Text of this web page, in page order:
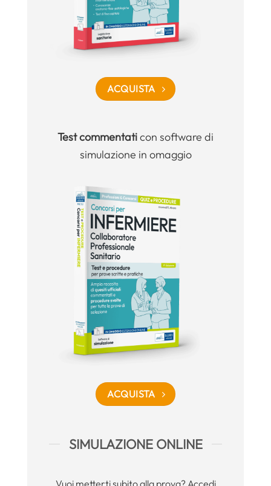
ACQUISTA
Test commentaticon software di
simulazione in omaggio
ACQUISTA
SIMULAZIONE ONLINE
Vuoi metterti subito alla prova? Accedi